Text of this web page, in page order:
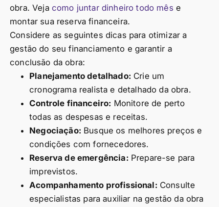
obra. Veja como juntar dinheiro todo mês e
montar sua reserva financeira.
Considere as seguintes dicas para otimizar a
gestão do seu financiamento e garantir a
conclusão da obra:
Planejamento detalhado: Crie um
cronograma realista e detalhado da obra.
Controle financeiro: Monitore de perto
todas as despesas e receitas.
Negociação: Busque os melhores preços e
condições com fornecedores.
Reserva de emergência: Prepare-se para
imprevistos.
Acompanhamento profissional: Consulte
especialistas para auxiliar na gestão da obra